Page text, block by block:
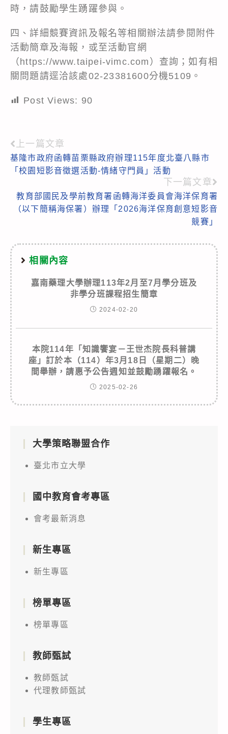
時，請鼓勵學生踴躍參與。
四、詳細競賽資訊及報名等相關辦法請參閱附件
活動簡章及海報，或至活動官網
（https://www.taipei-vimc.com）查詢；如有相
關問題請逕洽該處02-23381600分機5109。
Post Views: 90
Read
more
上一篇文章
基隆市政府函轉苗栗縣政府辦理115年度北臺八縣市
「校園短影音徵選活動-情緒守門員」活動
下一篇文章
教育部國民及學前教育署函轉海洋委員會海洋保育署
（以下簡稱海保署）辦理「2026海洋保育創意短影音
競賽」
相關內容
嘉南藥理大學辦理113年2月至7月學分班及
非學分班課程招生簡章
2024-02-20
本院114年「知識饗宴－王世杰院長科普講
座」訂於本（114）年3月18日（星期二）晚
間舉辦，請惠予公告週知並鼓勵踴躍報名。
2025-02-26
大學策略聯盟合作
臺北市立大學
國中教育會考專區
會考最新消息
新生專區
新生專區
榜單專區
榜單專區
教師甄試
教師甄試
代理教師甄試
學生專區